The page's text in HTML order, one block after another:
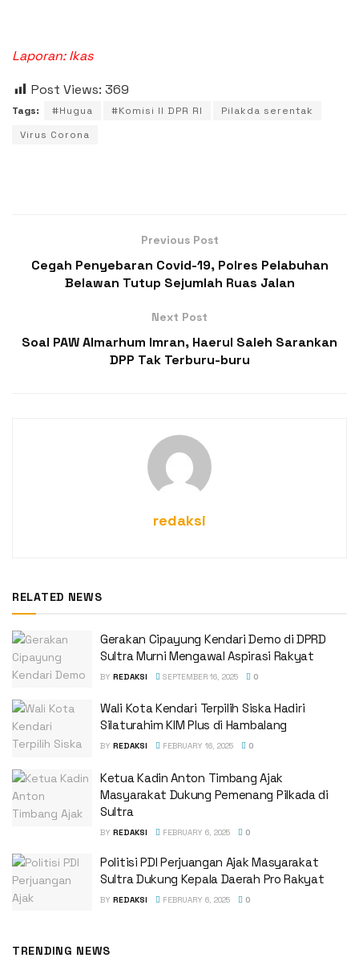
Laporan: Ikas
Post Views: 369
Tags: #Hugua #Komisi II DPR RI
Pilakda serentak
Virus Corona
Previous Post
Cegah Penyebaran Covid-19, Polres Pelabuhan
Belawan Tutup Sejumlah Ruas Jalan
Next Post
Soal PAW Almarhum Imran, Haerul Saleh Sarankan
DPP Tak Terburu-buru
redaksi
RELATED NEWS
Gerakan Cipayung Kendari Demo di DPRD
Sultra Murni Mengawal Aspirasi Rakyat
BY REDAKSI SEPTEMBER 16, 2025 0
Wali Kota Kendari Terpilih Siska Hadiri
Silaturahim KIM Plus di Hambalang
BY REDAKSI FEBRUARY 16, 2025 0
Ketua Kadin Anton Timbang Ajak
Masyarakat Dukung Pemenang Pilkada di
Sultra
BY REDAKSI FEBRUARY 6, 2025 0
Politisi PDI Perjuangan Ajak Masyarakat
Sultra Dukung Kepala Daerah Pro Rakyat
BY REDAKSI FEBRUARY 6, 2025 0
TRENDING NEWS